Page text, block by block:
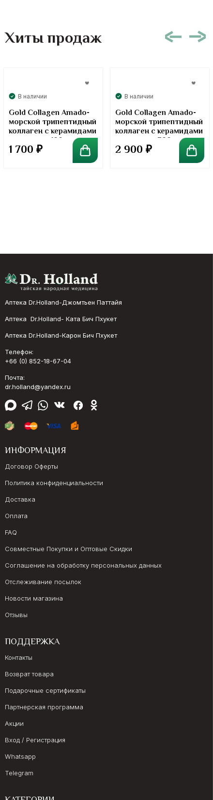
Хиты продаж
В наличии
Gold Collagen Amado-
морской трипептидный
коллаген с керамидами
в порошке. 100 грамм
1 700 ₽
В наличии
Gold Collagen Amado-
морской трипептидный
коллаген с керамидами
в порошке. 300 грамм
2 900 ₽
Аптека Dr.Holland-Джомтьен Паттайя
Аптека Dr.Holland- Ката Бич Пхукет
Аптека Dr.Holland-Карон Бич Пхукет
Телефон:
+66 (0) 852-18-67-04
Почта:
dr.holland@yandex.ru
ИНФОРМАЦИЯ
Договор Оферты
Политика конфиденциальности
Доставка
Оплата
FAQ
Совместные Покупки и Оптовые Скидки
Соглашение на обработку персональных данных
Отслеживание посылок
Новости магазина
Отзывы
ПОДДЕРЖКА
Контакты
Возврат товара
Подарочные сертификаты
Партнерская программа
Акции
Вход / Регистрация
Whatsapp
Telegram